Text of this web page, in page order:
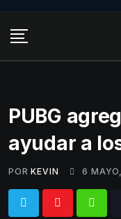
content
PUBG
ayudar a
POR KEVIN 6